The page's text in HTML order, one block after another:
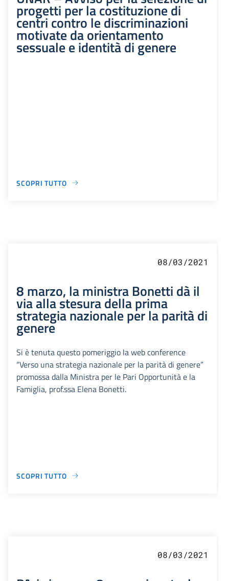
progetti per la costituzione di
centri contro le discriminazioni
motivate da orientamento
sessuale e identità di genere
SCOPRI TUTTO
08/03/2021
8 marzo, la ministra Bonetti dà il
via alla stesura della prima
strategia nazionale per la parità di
genere
Si è tenuta questo pomeriggio la web conference
“Verso una strategia nazionale per la parità di genere”
promossa dalla Ministra per le Pari Opportunità e la
Famiglia, prof.ssa Elena Bonetti.
SCOPRI TUTTO
08/03/2021